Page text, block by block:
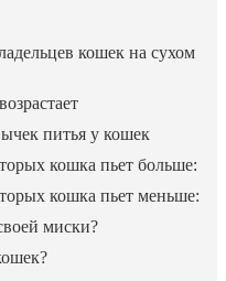
кошек на сухом
питья у кошек
кошка пьет больше:
кошка пьет меньше:
миски?